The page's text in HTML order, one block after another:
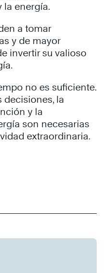
la energía.
a tomar
y de mayor
invertir su valioso
no es suficiente.
decisiones, la
y la
son necesarias
extraordinaria.